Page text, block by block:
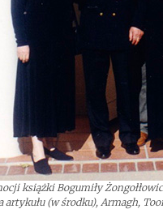
książki Bogumiły
artykułu (w środku), Armagh,